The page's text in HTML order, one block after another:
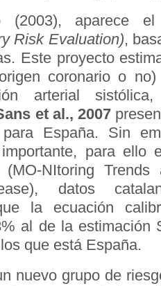
(2003), aparece
Risk Evaluation),
Este proyecto
coronario o
arterial
et al., 2007
España. Sin
para ello
(MO-NItoring
datos
la ecuación
al de la estimación
que está España.
nuevo grupo de